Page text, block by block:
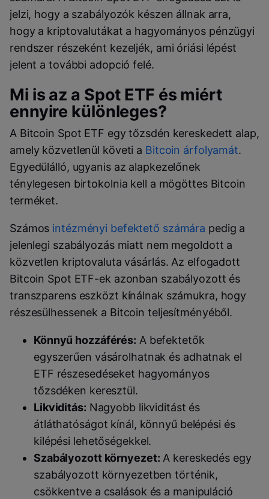
jelzi, hogy a szabályozók készen állnak arra,
hogy a kriptovalutákat a hagyományos pénzügyi
rendszer részeként kezeljék, ami óriási lépést
jelent a további adopció felé.
Mi is az a Spot ETF és miért
ennyire különleges?
A Bitcoin Spot ETF egy tőzsdén kereskedett alap,
amely közvetlenül követi a Bitcoin árfolyamát.
Egyedülálló, ugyanis az alapkezelőnek
ténylegesen birtokolnia kell a mögöttes Bitcoin
terméket.
Számos intézményi befektető számára pedig a
jelenlegi szabályozás miatt nem megoldott a
közvetlen kriptovaluta vásárlás. Az elfogadott
Bitcoin Spot ETF-ek azonban szabályozott és
transzparens eszközt kínálnak számukra, hogy
részesülhessenek a Bitcoin teljesítményéből.
Könnyű hozzáférés: A befektetők
egyszerűen vásárolhatnak és adhatnak el
ETF részesedéseket hagyományos
tőzsdéken keresztül.
Likviditás: Nagyobb likviditást és
átláthatóságot kínál, könnyű belépési és
kilépési lehetőségekkel.
Szabályozott környezet: A kereskedés egy
szabályozott környezetben történik,
csökkentve a csalások és a manipuláció